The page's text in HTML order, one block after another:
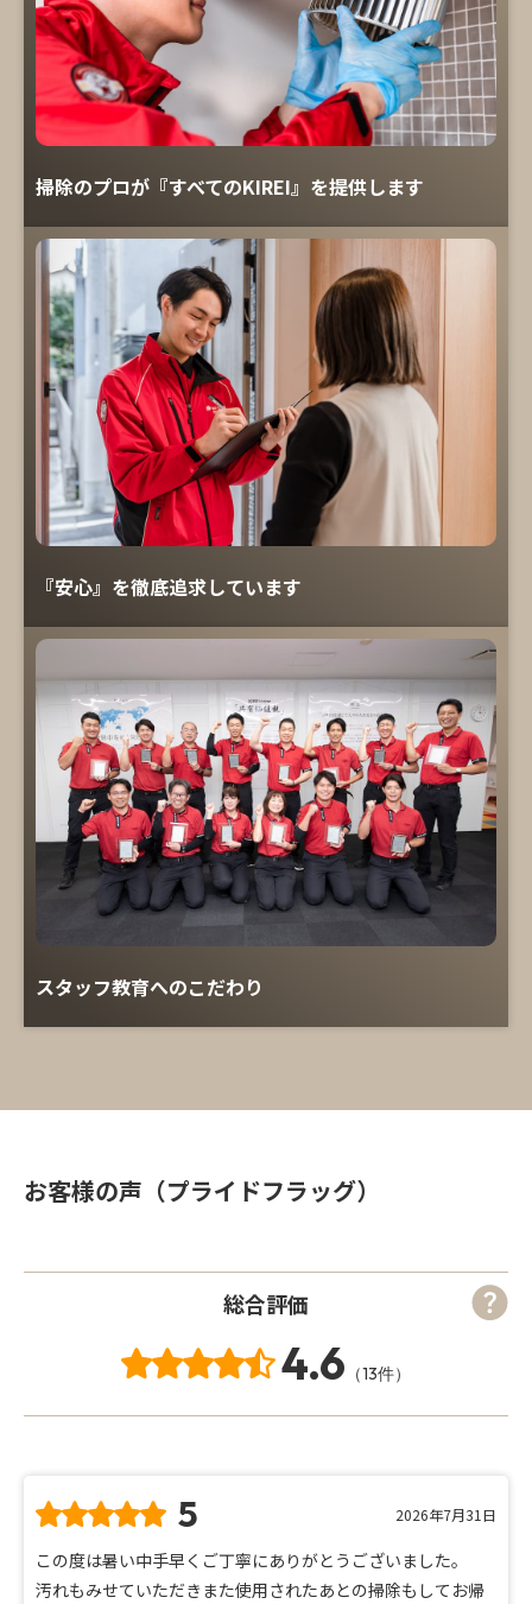
掃除のプロが『すべてのKIREI』を提供します
『安心』を徹底追求しています
スタッフ教育へのこだわり
お客様の声（プライドフラッグ）
総合評価
4.6 （13件）
5 2026年7月31日
この度は暑い中手早くご丁寧にありがとうございました。
汚れもみせていただきまた使用されたあとの掃除もしてお帰